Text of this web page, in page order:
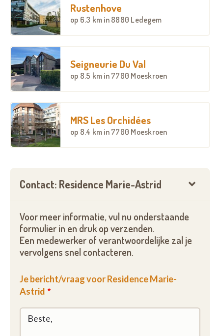
Rustenhove
op 6.3 km in 8880 Ledegem
Seigneurie Du Val
op 8.5 km in 7700 Moeskroen
MRS Les Orchidées
op 8.4 km in 7700 Moeskroen
Contact: Residence Marie-Astrid
Voor meer informatie, vul nu onderstaande
formulier in en druk op verzenden.
Een medewerker of verantwoordelijke zal je
vervolgens snel contacteren.
Je bericht/vraag voor Residence Marie-
Astrid